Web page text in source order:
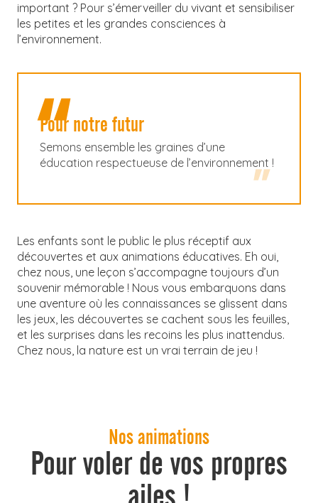
important ? Pour s’émerveiller du vivant et sensibiliser
les petites et les grandes consciences à
l’environnement.
Pour notre futur
Semons ensemble les graines d’une
éducation respectueuse de l’environnement !
Les enfants sont le public le plus réceptif aux
découvertes et aux animations éducatives. Eh oui,
chez nous, une leçon s’accompagne toujours d’un
souvenir mémorable ! Nous vous embarquons dans
une aventure où les connaissances se glissent dans
les jeux, les découvertes se cachent sous les feuilles,
et les surprises dans les recoins les plus inattendus.
Chez nous, la nature est un vrai terrain de jeu !
Nos animations
Pour voler de vos propres